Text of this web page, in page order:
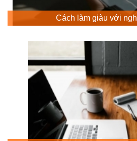
Cách làm giàu với